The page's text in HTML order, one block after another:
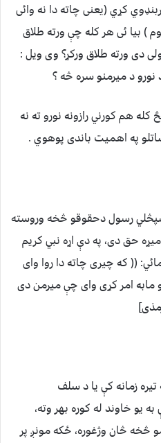
کړي (یعنی چاته دا نه وائی
) بیا ئی هر کله چې ورته طلاق
دی ورته طلاق ورکړ؟ وی ویل :
نورو د میرمنو سره څه ؟
هم کورني رازونه نورو ته نه
په اهمیت باندی پوهوي .
رسول دحقوقو څخه وروسته
حق دی، په دې اړه نبي کریم
(( که چیری چاته دا روا وای
امر کړی وای چې میرمن دی
تیره زمانه کې یا د سلف
یو خاوند له کوره بهر وته،
څخه څان وژغوره، ځکه مونږ پر